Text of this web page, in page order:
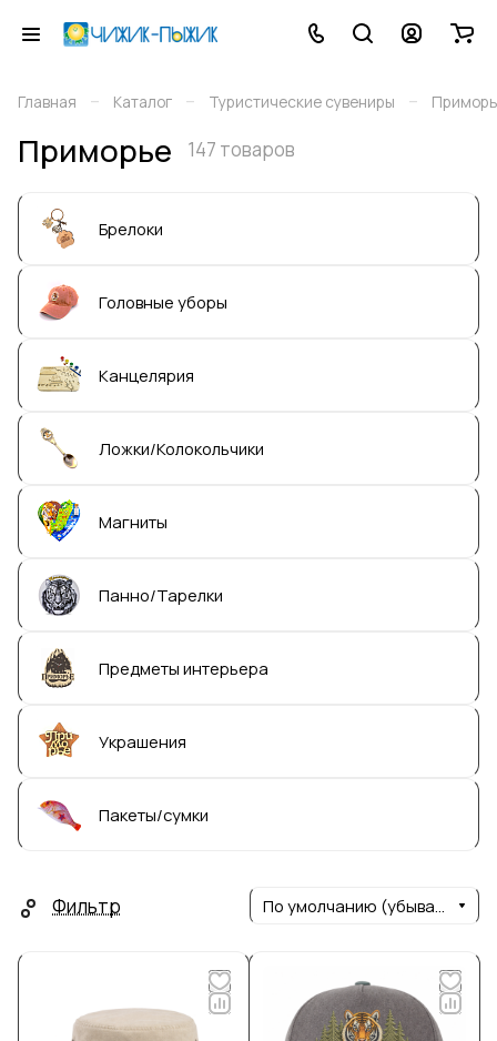
Главная – Каталог – Туристические сувениры –
Приморье 147 товаров
Брелоки
Головные уборы
Канцелярия
Ложки/Колокольчики
Магниты
Панно/Тарелки
Предметы интерьера
Украшения
Пакеты/сумки
Фильтр По умолчанию (убывание)